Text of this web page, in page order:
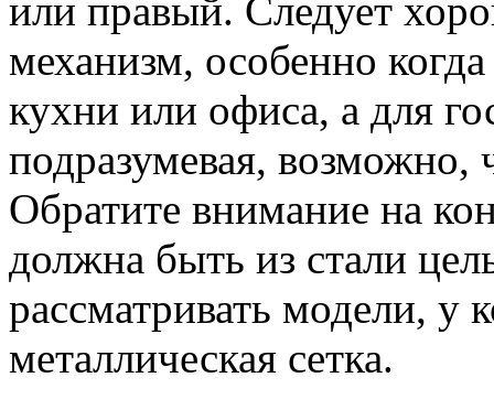
или правый. Следует
механизм, особенно
кухни или офиса, а для
подразумевая, возможно,
Обратите внимание на
должна быть из стали
рассматривать модели, у
металлическая сетка.